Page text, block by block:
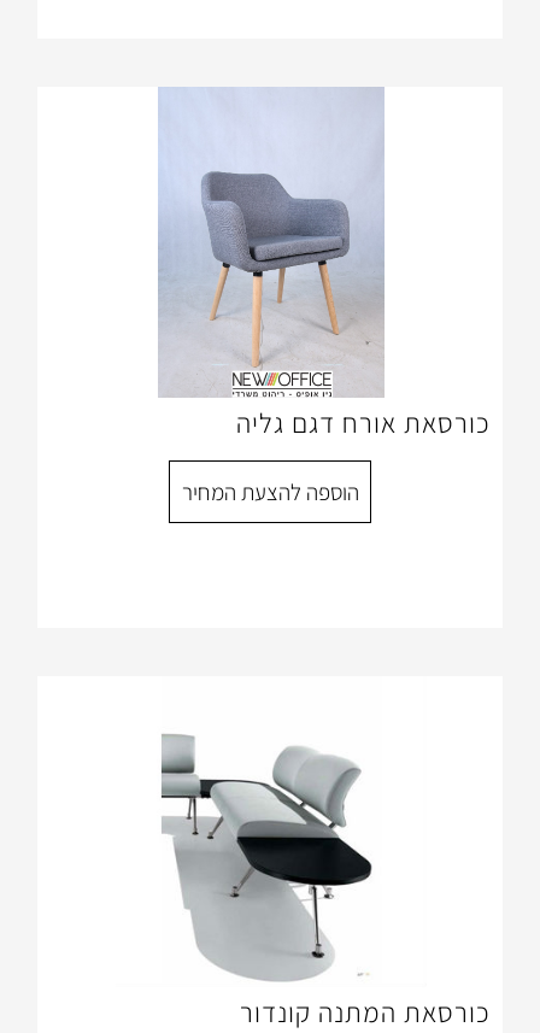
דגם גליה
הוספה להצעת המחיר
קונדור